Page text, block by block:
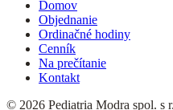
Domov
Objednanie
Ordinačné hodiny
Cenník
Na prečítanie
Kontakt
© 2026 Pediatria Modra spol. s